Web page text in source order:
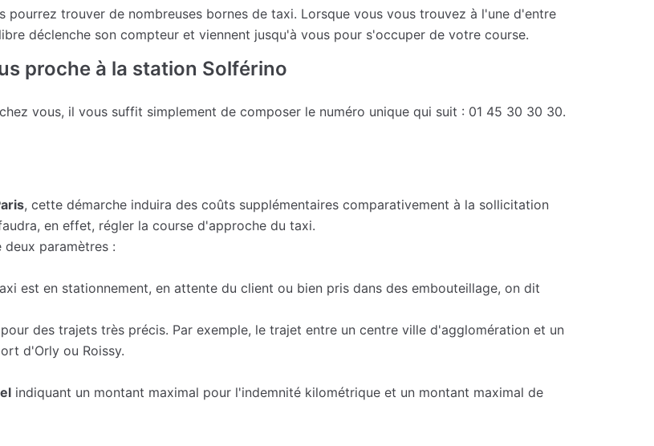
pourrez trouver de nombreuses bornes de taxi. Lorsque vous vous trouvez à l'une d'entre
déclenche son compteur et viennent jusqu'à vous pour s'occuper de votre course.
proche à la station Solférino
vous, il vous suffit simplement de composer le numéro unique qui suit : 01 45 30 30 30.
, cette démarche induira des coûts supplémentaires comparativement à la sollicitation
en effet, régler la course d'approche du taxi.
paramètres :
est en stationnement, en attente du client ou bien pris dans des embouteillage, on dit
des trajets très précis. Par exemple, le trajet entre un centre ville d'agglomération et un
d'Orly ou Roissy.
indiquant un montant maximal pour l'indemnité kilométrique et un montant maximal de